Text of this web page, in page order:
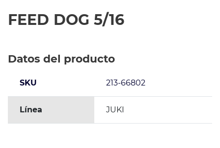
FEED DOG 5/16
Datos del producto
SKU 213-66802
Línea JUKI